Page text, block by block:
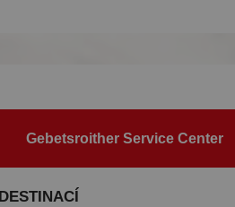
Gebetsroither Service Center
DESTINACÍ